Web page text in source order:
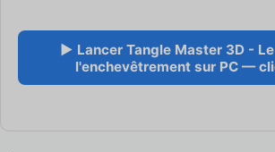
▶ Lancer Tangle Master 3D -
l'enchevêtrement sur PC —